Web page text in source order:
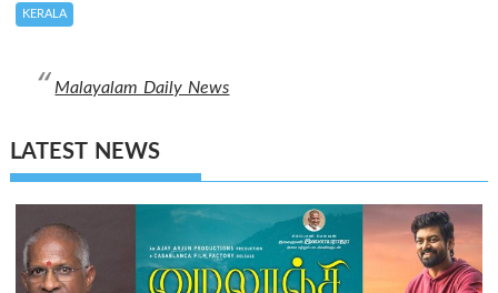
KERALA
Malayalam Daily News
LATEST NEWS